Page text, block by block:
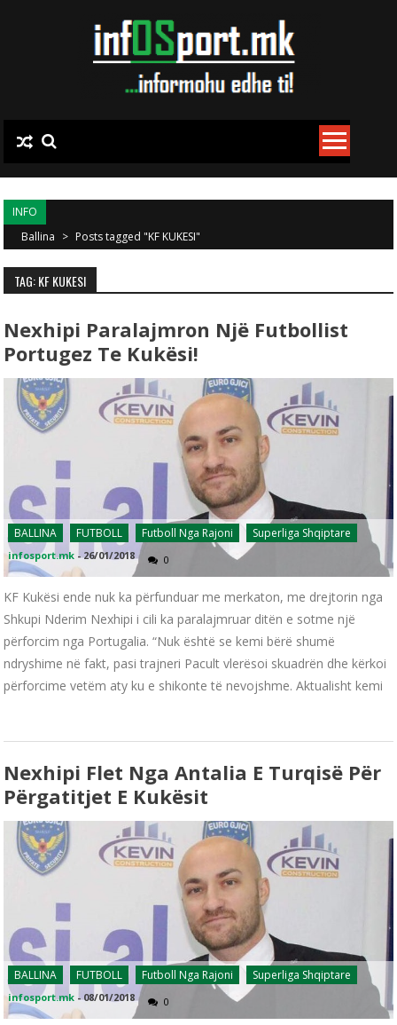
INFO
Ballina > Posts tagged "KF KUKESI"
TAG: KF KUKESI
Nexhipi Paralajmron Një Futbollist
Portugez Te Kukësi!
BALLINA FUTBOLL Futboll Nga Rajoni Superliga Shqiptare
infosport.mk - 26/01/2018 0
KF Kukësi ende nuk ka përfunduar me merkaton, me drejtorin nga
Shkupi Nderim Nexhipi i cili ka paralajmruar ditën e sotme një
përforcim nga Portugalia. “Nuk është se kemi bërë shumë
ndryshime në fakt, pasi trajneri Pacult vlerësoi skuadrën dhe kërkoi
përforcime vetëm aty ku e shikonte të nevojshme. Aktualisht kemi
Nexhipi Flet Nga Antalia E Turqisë Për
Përgatitjet E Kukësit
BALLINA FUTBOLL Futboll Nga Rajoni Superliga Shqiptare
infosport.mk -08/01/2018 0